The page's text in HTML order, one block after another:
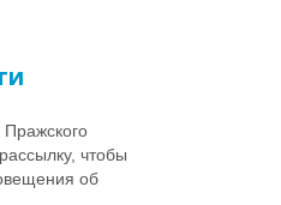
Пражского
чтобы
об